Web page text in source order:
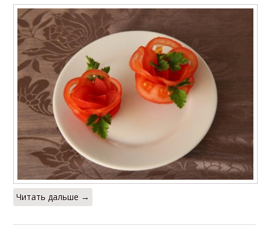
Читать дальше →